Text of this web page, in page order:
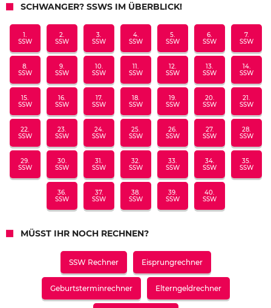
SCHWANGER? SSWS IM ÜBERBLICK!
1.
SSW
2.
SSW
3.
SSW
4.
SSW
5.
SSW
6.
SSW
7.
SSW
8.
SSW
9.
SSW
10.
SSW
11.
SSW
12.
SSW
13.
SSW
14.
SSW
15.
SSW
16.
SSW
17.
SSW
18.
SSW
19.
SSW
20.
SSW
21.
SSW
22.
SSW
23.
SSW
24.
SSW
25.
SSW
26.
SSW
27.
SSW
28.
SSW
29.
SSW
30.
SSW
31.
SSW
32.
SSW
33.
SSW
34.
SSW
35.
SSW
36.
SSW
37.
SSW
38.
SSW
39.
SSW
40.
SSW
MÜSST IHR NOCH RECHNEN?
SSW Rechner Eisprungrechner
Geburtsterminrechner Elterngeldrechner